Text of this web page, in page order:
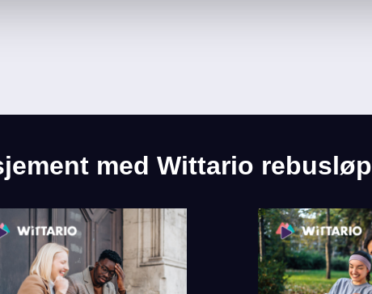
med Wittario rebusløp